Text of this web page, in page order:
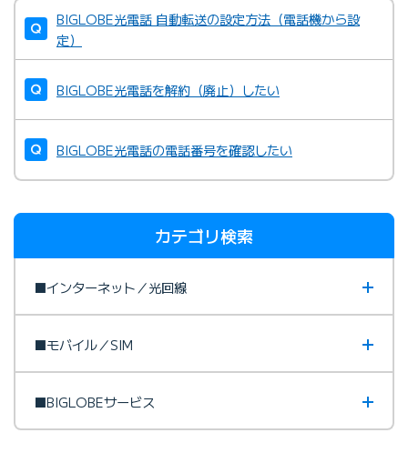
BIGLOBE光電話 自動転送の設定方法（電話機から設
定）
BIGLOBE光電話を解約（廃止）したい
BIGLOBE光電話の電話番号を確認したい
カテゴリ検索
■インターネット／光回線
■モバイル／SIM
■BIGLOBEサービス